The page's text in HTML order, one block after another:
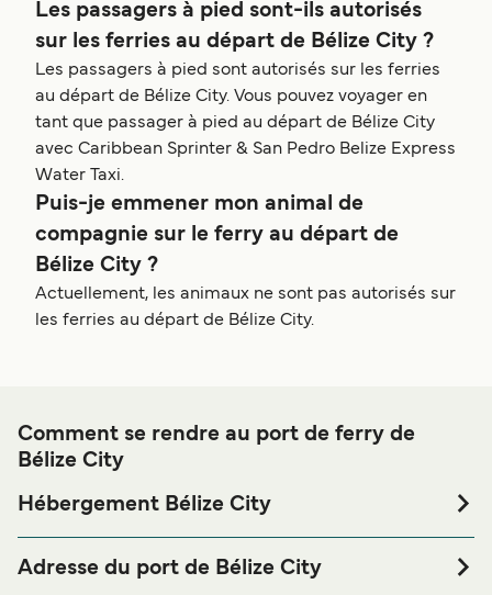
Les passagers à pied sont-ils autorisés
sur les ferries au départ de Bélize City ?
Les passagers à pied sont autorisés sur les ferries
au départ de Bélize City. Vous pouvez voyager en
tant que passager à pied au départ de Bélize City
avec Caribbean Sprinter & San Pedro Belize Express
Water Taxi.
Puis-je emmener mon animal de
compagnie sur le ferry au départ de
Bélize City ?
Actuellement, les animaux ne sont pas autorisés sur
les ferries au départ de Bélize City.
Comment se rendre au port de ferry de
Bélize City
Hébergement Bélize City
City ou à proximité, avant ou après votre voyage ou si vous
êtes à la recherche de logements pour votre séjour, merci
Adresse du port de Bélize City